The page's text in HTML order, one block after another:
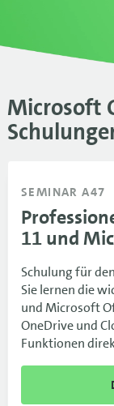
Microsoft
SEMINAR A47
11 und
Schulung für
Sie lernen die
und Microsoft
OneDrive und
Funktionen